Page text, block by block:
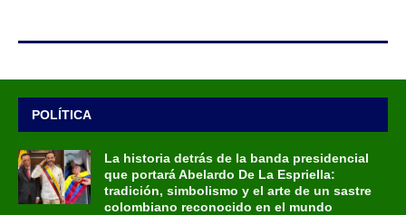
POLÍTICA
La historia detrás de la banda presidencial
que portará Abelardo De La Espriella:
tradición, simbolismo y el arte de un sastre
colombiano reconocido en el mundo